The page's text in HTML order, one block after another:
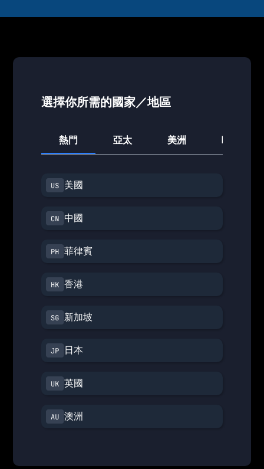
選擇你所需的國家／地區
熱門 亞太 美洲 歐洲
美國
中國
菲律賓
香港
新加坡
日本
英國
澳洲